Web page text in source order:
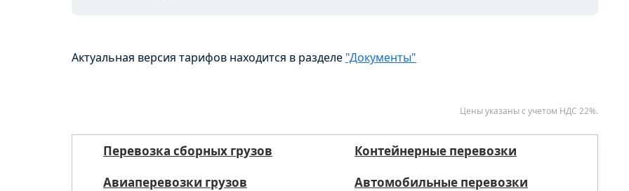
Актуальная версия тарифов находится в разделе "Документы"
Цены указаны с учетом НДС 22%.
Перевозка сборных грузов
Контейнерные перевозки
Авиаперевозки грузов
Автомобильные перевозки